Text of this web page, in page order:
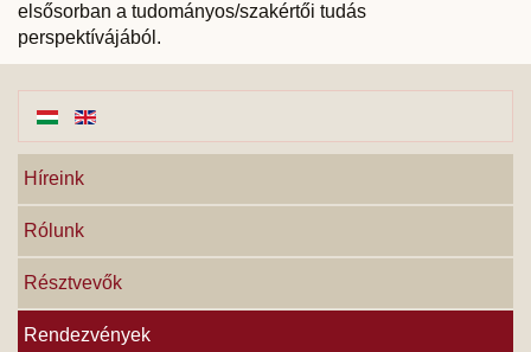
elsősorban a tudományos/szakértői tudás
perspektívájából.
Híreink
Rólunk
Résztvevők
Rendezvények